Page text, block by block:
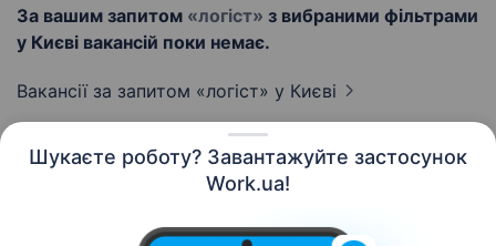
Шукаєте роботу? Завантажуйте застосунок
Work.ua!
За вашим запитом «логіст» з вибраними фільтрами
у Києві вакансій поки немає.
Вакансії за запитом «логіст» у Києві